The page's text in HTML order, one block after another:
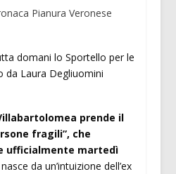
Pianura Veronese
prende il
fragili”, che
ufficialmente martedì
da un’intuizione dell’ex